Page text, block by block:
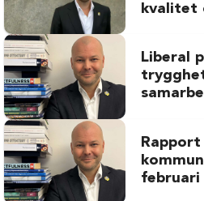
kvalitet
Liberal
februari